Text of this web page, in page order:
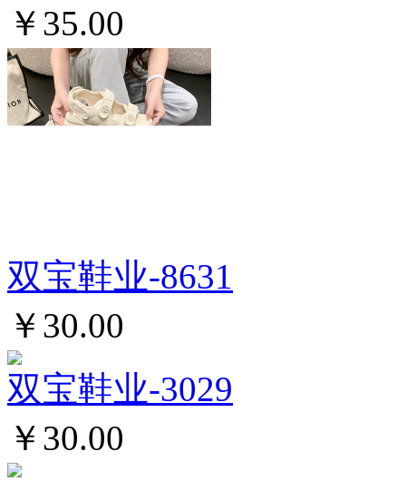
￥35.00
双宝鞋业-8631
￥30.00
双宝鞋业-3029
￥30.00